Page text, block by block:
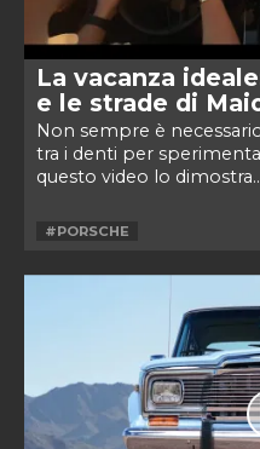
La vacanza
e le strade di
Non sempre è
tra i denti per
questo video lo
#PORSCHE